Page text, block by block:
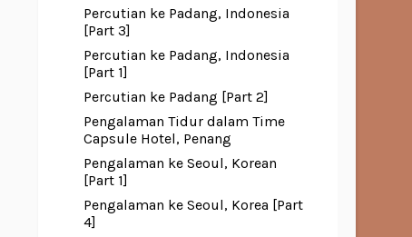
Percutian ke Padang, Indonesia
[Part 3]
Percutian ke Padang, Indonesia
[Part 1]
Percutian ke Padang [Part 2]
Pengalaman Tidur dalam Time
Capsule Hotel, Penang
Pengalaman ke Seoul, Korean
[Part 1]
Pengalaman ke Seoul, Korea [Part
4]